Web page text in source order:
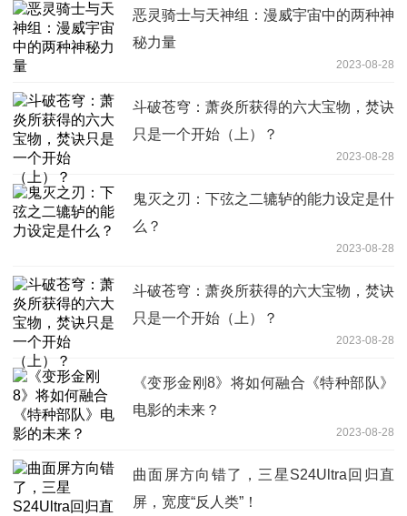
恶灵骑士与天神组：漫威宇宙中的两种神
秘力量
2023-08-28
斗破苍穹：萧炎所获得的六大宝物，焚诀
只是一个开始（上）？
2023-08-28
鬼灭之刃：下弦之二辘轳的能力设定是什
么？
2023-08-28
斗破苍穹：萧炎所获得的六大宝物，焚诀
只是一个开始（上）？
2023-08-28
《变形金刚8》将如何融合《特种部队》
电影的未来？
2023-08-28
曲面屏方向错了，三星S24Ultra回归直
屏，宽度“反人类”！